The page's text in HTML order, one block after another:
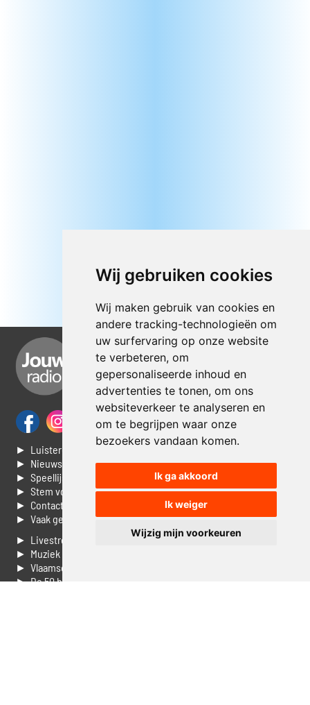
Wij gebruiken cookies
Wij maken gebruik van cookies en
andere tracking-technologieën om
uw surfervaring op onze website
te verbeteren, om
gepersonaliseerde inhoud en
advertenties te tonen, om ons
websiteverkeer te analyseren en
om te begrijpen waar onze
bezoekers vandaan komen.
Ik ga akkoord
Ik weiger
Wijzig mijn voorkeuren
► Luisteren naar Jouwradio
► Nieuws
► Speellijst
► Stem voor de Dag top 3
► Contacteer ons
► Vaak gestelde vragen
► Livestream informatie
► Muziek opzoeken
► Vlaamse 100 Aller tijden
► De 50 beste van...